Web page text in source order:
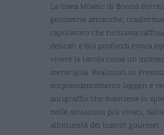
La linea Mosaic di Bonnà
geometrie artistiche,
capolavoro che richiama
delicati e blu profondi evoca
vivere la tavola come un
meraviglia. Realizzati in
sorprendentemente leggeri e
antigraffio che mantiene lo
nelle situazioni più vivaci,
allintimità dei bistrot gourmet